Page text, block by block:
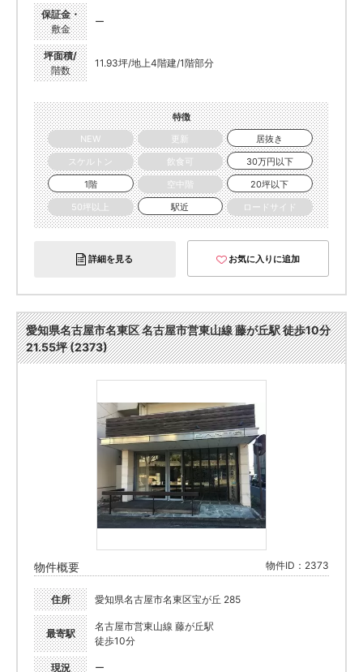
保証金・
敷金
ー
坪面積/
階数
11.93坪/地上4階建/1階部分
特徴
NEW
更新
居抜き
スケルトン
飲食可
30万円以下
1階
空中階
20坪以下
50坪以上
駅近 ロードサイド
詳細を見る お気に入りに追加
愛知県名古屋市名東区 名古屋市営東山線 藤が丘駅 徒歩10分
21.55坪 (2373)
物件概要 物件ID：2373
住所 愛知県名古屋市名東区宝が丘 285
最寄駅
名古屋市営東山線 藤が丘駅
徒歩10分
現況 ー